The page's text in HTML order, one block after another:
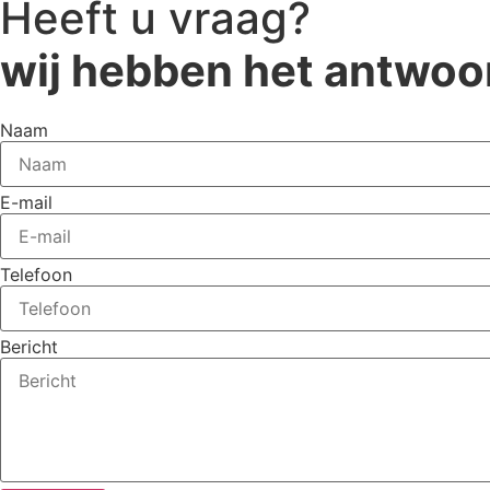
Heeft u vraag?
wij hebben het
Naam
E-mail
Telefoon
Bericht